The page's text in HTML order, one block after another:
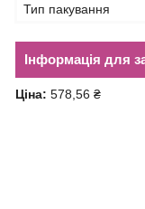
Тип пакування
Інформація для
Ціна: 578,56 ₴